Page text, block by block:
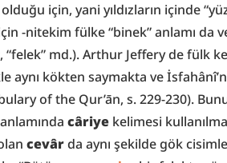
için, yani yıldızların içinde
-nitekim fülke “binek” anlamı da
“felek” md.). Arthur Jeffery de fülk
aynı kökten saymakta ve
of the Qur’ān, s. 229-230).
anlamında câriye kelimesi
cevâr da aynı şekilde gök